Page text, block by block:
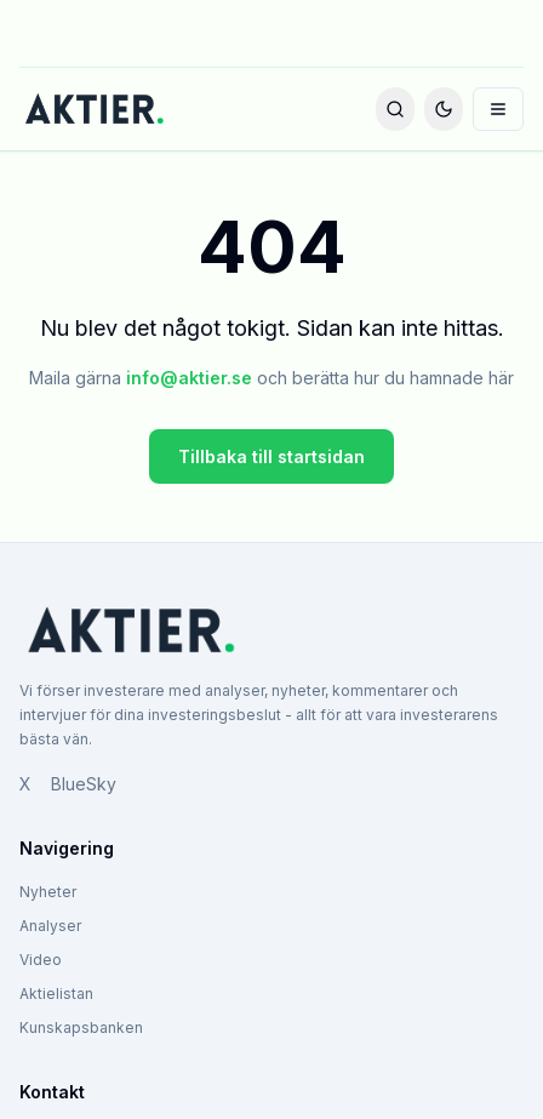
404
Nu blev det något tokigt. Sidan kan inte hittas.
Maila gärna info@aktier.se och berätta hur du hamnade här
Tillbaka till startsidan
Vi förser investerare med analyser, nyheter, kommentarer och
intervjuer för dina investeringsbeslut - allt för att vara investerarens
bästa vän.
X BlueSky
Navigering
Nyheter
Analyser
Video
Aktielistan
Kunskapsbanken
Kontakt